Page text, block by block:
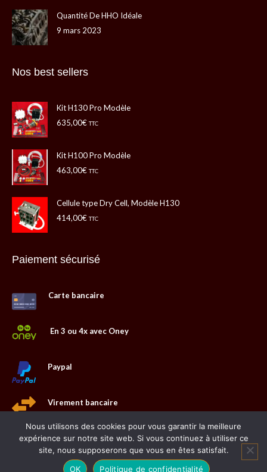
Quantité De HHO Idéale
9 mars 2023
Nos best sellers
Kit H130 Pro Modèle
635,00€ TTC
Kit H100 Pro Modèle
463,00€ TTC
Cellule type Dry Cell, Modèle H130
414,00€ TTC
Paiement sécurisé
Carte bancaire
En 3 ou 4x avec Oney
Paypal
Virement bancaire
2023 @Web Communication
Nous utilisons des cookies pour vous garantir la meilleure
expérience sur notre site web. Si vous continuez à utiliser ce
site, nous supposerons que vous en êtes satisfait.
OK
Politique de confidentialité